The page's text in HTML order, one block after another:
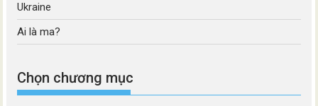
Ukraine
Ai là ma?
Chọn chương mục